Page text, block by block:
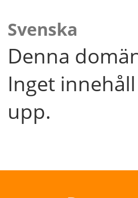
Svenska
Denna
Inget
upp.